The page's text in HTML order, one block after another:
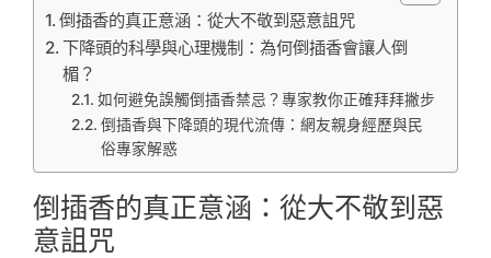
倒插香的真正意涵：從大不敬到惡意詛咒
下降頭的科學與心理機制：為何倒插香會讓人倒
楣？
如何避免誤觸倒插香禁忌？專家教你正確拜拜撇步
倒插香與下降頭的現代流傳：網友親身經歷與民
俗專家解惑
倒插香的真正意涵：從大不敬到惡
意詛咒